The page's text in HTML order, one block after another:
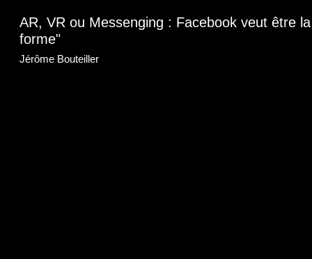
AR, VR ou Messenging : Facebook veut être
forme"
Jérôme Bouteiller